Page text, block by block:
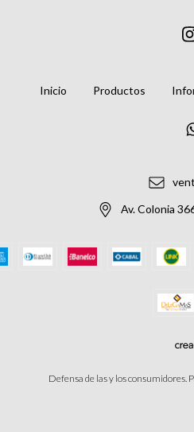
Inicio Productos
Av. Colonia
Defensa de las y los consumidores.